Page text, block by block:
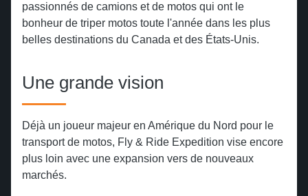
passionnés de camions et de motos qui ont le
bonheur de triper motos toute l'année dans les plus
belles destinations du Canada et des États-Unis.
Une grande vision
Déjà un joueur majeur en Amérique du Nord pour le
transport de motos, Fly & Ride Expedition vise encore
plus loin avec une expansion vers de nouveaux
marchés.